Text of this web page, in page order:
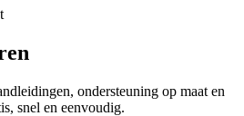
ondersteuning op maat en
snel en eenvoudig.